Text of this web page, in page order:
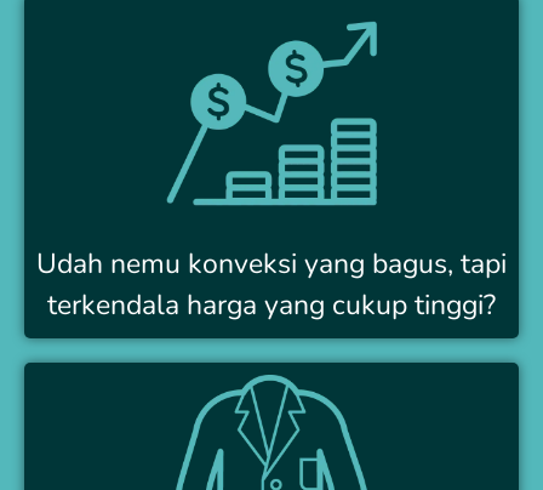
Udah nemu konveksi yang bagus, tapi
terkendala harga yang cukup tinggi?